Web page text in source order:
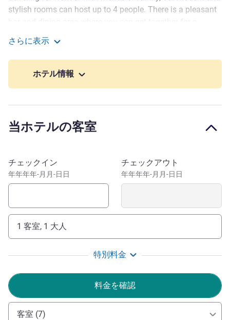
stylish rooms can host up to 4 people. There is a pleasant
cocktail. You can also use our outdoor swimming pool and
terrace. Our co-working spaces and 2 conference rooms
are also available for organizing meetings.
A few minutes from the historic center of St-Paul-Trois-
friendly setting. For a tourist stay, a romantic weekend or a
trip. With your family, you can visit the Crocodile Farm (10
From the hotel, travel to tourist destinations and famous
sights in the Drôme Provencale: Grignan, Suze-la-Rousse,
22 miles from Gorges d'Ardèche.
experience. Our team will take care of everything. So, sit
back and enjoy this new ibis adventure.
Julien MOURANT ホテル経営
さらに表示
ホテル情報
当ホテルの客室
このホテルを予約
チェックイン
年年年年-月月-日日
チェックアウト
年年年年-月月-日日
1 客室, 1 大人
特別料金
料金を確認
客室 (7)